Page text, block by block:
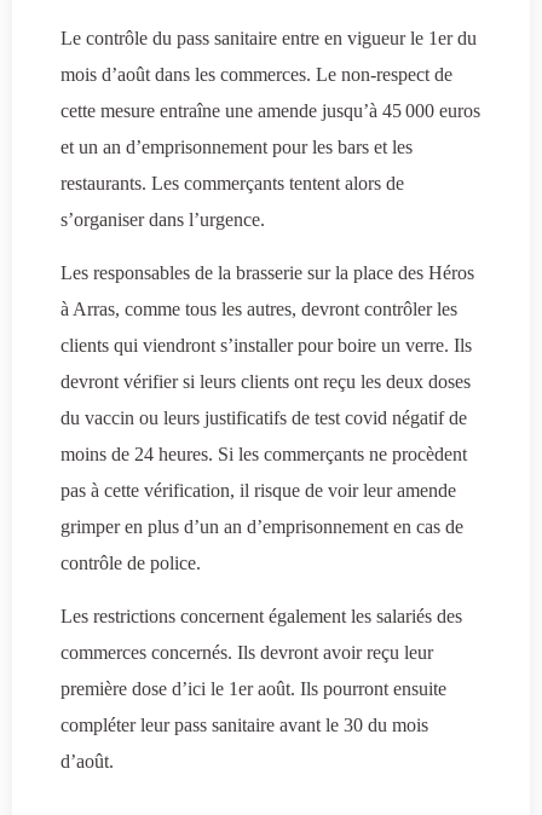
Le contrôle du pass sanitaire entre en vigueur le 1er du
mois d’août dans les commerces. Le non-respect de
cette mesure entraîne une amende jusqu’à 45 000 euros
et un an d’emprisonnement pour les bars et les
restaurants. Les commerçants tentent alors de
s’organiser dans l’urgence.
Les responsables de la brasserie sur la place des Héros
à Arras, comme tous les autres, devront contrôler les
clients qui viendront s’installer pour boire un verre. Ils
devront vérifier si leurs clients ont reçu les deux doses
du vaccin ou leurs justificatifs de test covid négatif de
moins de 24 heures. Si les commerçants ne procèdent
pas à cette vérification, il risque de voir leur amende
grimper en plus d’un an d’emprisonnement en cas de
contrôle de police.
Les restrictions concernent également les salariés des
commerces concernés. Ils devront avoir reçu leur
première dose d’ici le 1er août. Ils pourront ensuite
compléter leur pass sanitaire avant le 30 du mois
d’août.